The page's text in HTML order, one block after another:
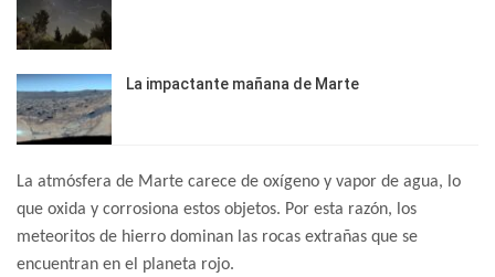
La impactante mañana de Marte
La atmósfera de Marte carece de oxígeno y vapor de agua, lo
que oxida y corrosiona estos objetos. Por esta razón, los
meteoritos de hierro dominan las rocas extrañas que se
encuentran en el planeta rojo.